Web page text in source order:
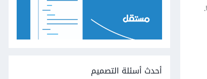
أحدث أسئلة التصميم